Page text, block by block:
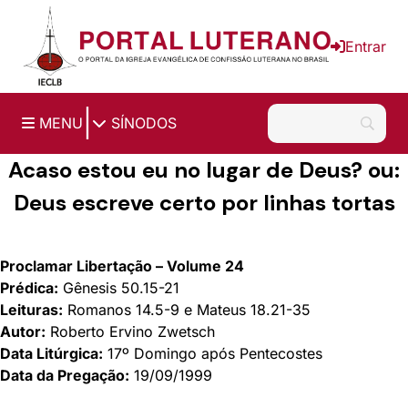
Ir para o conteúdo principal
Entrar
MENU SÍNODOS
Acaso estou eu no lugar de Deus? ou:
Deus escreve certo por linhas tortas
Proclamar Libertação – Volume 24
Prédica: Gênesis 50.15-21
Leituras: Romanos 14.5-9 e Mateus 18.21-35
Autor: Roberto Ervino Zwetsch
Data Litúrgica: 17º Domingo após Pentecostes
Data da Pregação: 19/09/1999